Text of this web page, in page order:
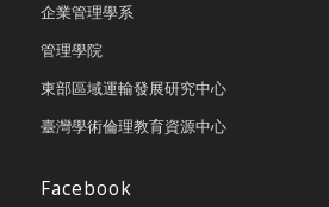
企業管理學系
管理學院
東部區域運輸發展研究中心
臺灣學術倫理教育資源中心
Facebook